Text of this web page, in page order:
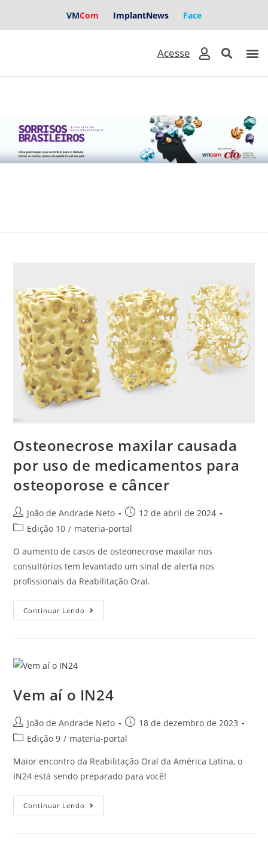
VMCom ImplantNews Face
Osteonecrose maxilar causada
por uso de medicamentos para
osteoporose e câncer
João de Andrade Neto
12 de abril de 2024
Edição 10 / materia-portal
O aumento de casos de osteonecrose maxilar nos
consultórios tem levantado um sinal de alerta nos
profissionais da Reabilitação Oral.
Continuar Lendo
Vem aí o IN24
João de Andrade Neto
18 de dezembro de 2023
Edição 9 / materia-portal
Maior encontro da Reabilitação Oral da América Latina, o
IN24 está sendo preparado para você!
Continuar Lendo